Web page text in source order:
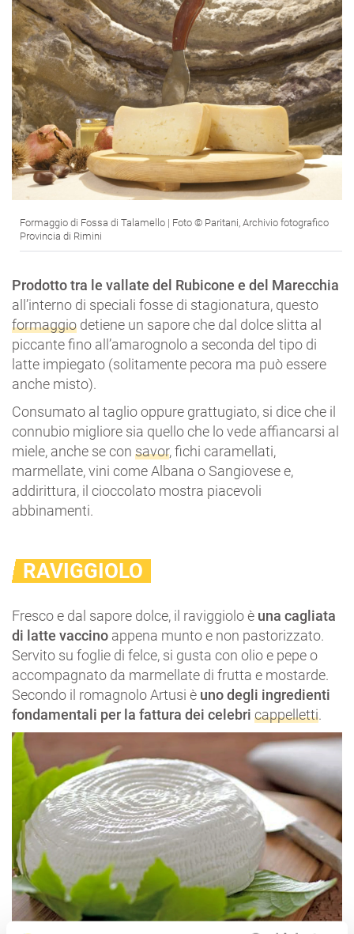
Formaggio di Fossa di Talamello | Foto © Paritani, Archivio fotografico
Provincia di Rimini
Prodotto tra le vallate del Rubicone e del Marecchia
all’interno di speciali fosse di stagionatura, questo
formaggio detiene un sapore che dal dolce slitta al
piccante fino all’amarognolo a seconda del tipo di
latte impiegato (solitamente pecora ma può essere
anche misto).
Consumato al taglio oppure grattugiato, si dice che il
connubio migliore sia quello che lo vede affiancarsi al
miele, anche se con savor, fichi caramellati,
marmellate, vini come Albana o Sangiovese e,
addirittura, il cioccolato mostra piacevoli
abbinamenti.
RAVIGGIOLO
Fresco e dal sapore dolce, il raviggiolo è una cagliata
di latte vaccino appena munto e non pastorizzato.
Servito su foglie di felce, si gusta con olio e pepe o
accompagnato da marmellate di frutta e mostarde.
Secondo il romagnolo Artusi è uno degli ingredienti
fondamentali per la fattura dei celebri cappelletti.